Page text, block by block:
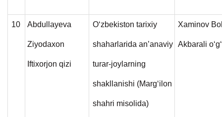
10 Abdullayeva
Ziyodaxon
Iftixorjon qizi
O‘zbekiston tarixiy
shaharlarida an’anaviy
turar-joylarning
shakllanishi (Marg‘ilon
shahri misolida)
Xaminov
Akbarali